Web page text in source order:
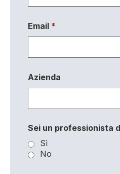
Email *
Azienda
Sei un professionista
Sì
No